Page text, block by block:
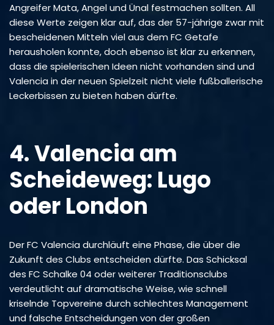
Angreifer Mata, Angel und Ünal festmachen sollten. All
diese Werte zeigen klar auf, das der 57-jährige zwar mit
bescheidenen Mitteln viel aus dem FC Getafe
herausholen konnte, doch ebenso ist klar zu erkennen,
dass die spielerischen Ideen nicht vorhanden sind und
Valencia in der neuen Spielzeit nicht viele fußballerische
Leckerbissen zu bieten haben dürfte.
4. Valencia am
Scheideweg: Lugo
oder London
Der FC Valencia durchläuft eine Phase, die über die
Zukunft des Clubs entscheiden dürfte. Das Schicksal
des FC Schalke 04 oder weiterer Traditionsclubs
verdeutlicht auf dramatische Weise, wie schnell
kriselnde Topvereine durch schlechtes Management
und falsche Entscheidungen von der großen